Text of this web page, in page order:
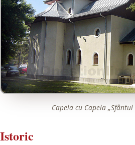
Capela cu Capela
Istoric